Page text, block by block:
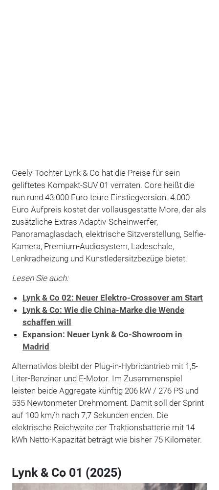
Geely-Tochter Lynk & Co hat die Preise für sein
geliftetes Kompakt-SUV 01 verraten. Core heißt die
nun rund 43.000 Euro teure Einstiegversion. 4.000
Euro Aufpreis kostet der vollausgestatte More, der als
zusätzliche Extras Adaptiv-Scheinwerfer,
Panoramaglasdach, elektrische Sitzverstellung, Selfie-
Kamera, Premium-Audiosystem, Ladeschale,
Lenkradheizung und Kunstledersitzbezüge bietet.
Lesen Sie auch:
Lynk & Co 02: Neuer Elektro-Crossover am Start
Lynk & Co: Wie die China-Marke die Wende
schaffen will
Expansion: Neuer Lynk & Co-Showroom in
Madrid
Alternativlos bleibt der Plug-in-Hybridantrieb mit 1,5-
Liter-Benziner und E-Motor. Im Zusammenspiel
leisten beide Aggregate künftig 206 kW / 276 PS und
535 Newtonmeter Drehmoment. Damit soll der Sprint
auf 100 km/h nach 7,7 Sekunden enden. Die
elektrische Reichweite der Traktionsbatterie mit 14
kWh Netto-Kapazität beträgt wie bisher 75 Kilometer.
Lynk & Co 01 (2025)